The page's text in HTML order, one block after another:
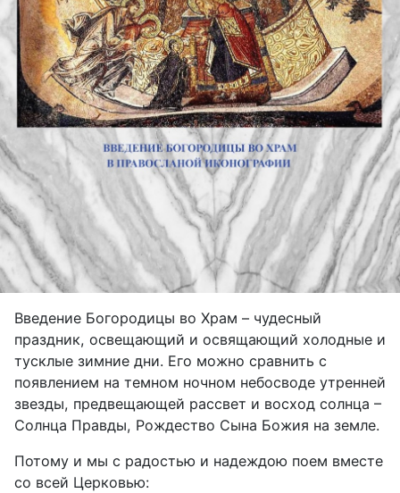
Введение Богородицы во Храм – чудесный
праздник, освещающий и освящающий холодные и
тусклые зимние дни. Его можно сравнить с
появлением на темном ночном небосводе утренней
звезды, предвещающей рассвет и восход солнца –
Солнца Правды, Рождество Сына Божия на земле.
Потому и мы с радостью и надеждою поем вместе
со всей Церковью: